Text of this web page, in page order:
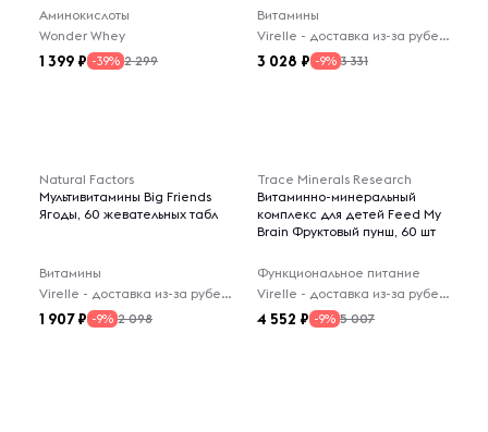
Аминокислоты
Wonder Whey
1 399 -39% 2 299
Витамины
Virelle - доставка из-за рубежа
3 028 -9% 3 331
Natural Factors
Мультивитамины Big Friends
Ягоды, 60 жевательных табл
Витамины
Virelle - доставка из-за рубежа
1 907 -9% 2 098
Trace Minerals Research
Витаминно-минеральный
комплекс для детей Feed My
Brain Фруктовый пунш, 60 шт
Функциональное питание
Virelle - доставка из-за рубежа
4 552 -9% 5 007